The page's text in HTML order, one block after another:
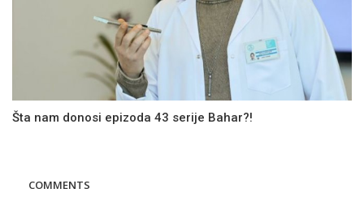
Šta nam donosi epizoda 43 serije Bahar?!
COMMENTS